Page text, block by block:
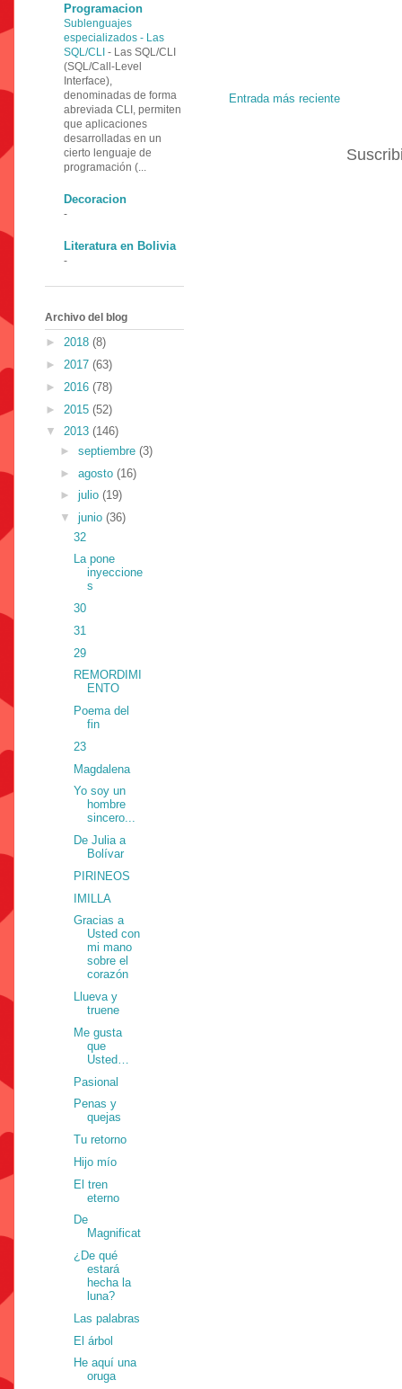
Entrada más reciente
Programacion
Sublenguajes
especializados - Las
SQL/CLI - Las SQL/CLI
(SQL/Call-Level
Interface),
denominadas de forma
abreviada CLI, permiten
que aplicaciones
desarrolladas en un
cierto lenguaje de
programación (...
Decoracion
-
Literatura en Bolivia
-
Archivo del blog
► 2018 (8)
► 2017 (63)
► 2016 (78)
► 2015 (52)
▼ 2013 (146)
► septiembre (3)
► agosto (16)
► julio (19)
▼ junio (36)
32
La pone
inyeccione
s
30
31
29
REMORDIMI
ENTO
Poema del
fin
23
Magdalena
Yo soy un
hombre
sincero...
De Julia a
Bolívar
PIRINEOS
IMILLA
Gracias a
Usted con
mi mano
sobre el
corazón
Llueva y
truene
Me gusta
que
Usted…
Pasional
Penas y
quejas
Tu retorno
Hijo mío
El tren
eterno
De
Magnificat
¿De qué
estará
hecha la
luna?
Las palabras
El árbol
He aquí una
oruga